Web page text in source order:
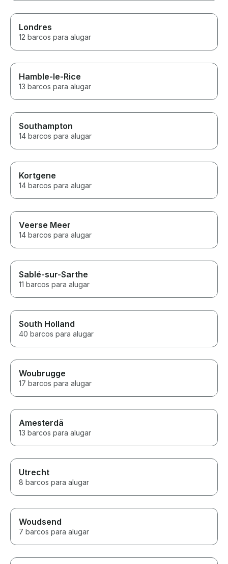
Londres
12 barcos para alugar
Hamble-le-Rice
13 barcos para alugar
Southampton
14 barcos para alugar
Kortgene
14 barcos para alugar
Veerse Meer
14 barcos para alugar
Sablé-sur-Sarthe
11 barcos para alugar
South Holland
40 barcos para alugar
Woubrugge
17 barcos para alugar
Amesterdã
13 barcos para alugar
Utrecht
8 barcos para alugar
Woudsend
7 barcos para alugar